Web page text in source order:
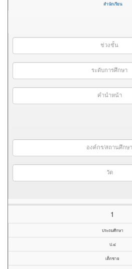
สำนักเรียน
ช่วงชั้น
ระดับการศึกษา
คำนำหน้า
องค์กร/สถานศึกษา
วัด
1
ประถมศึกษา
ป.๔
เด็กชาย